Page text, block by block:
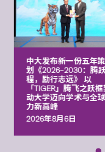
中大发布新一份五年
划《2026‒2030：腾
程，励行志远》 以
「TIGER」腾飞之跃
动大学迈向学术与全
力新高峰
2026年8月6日